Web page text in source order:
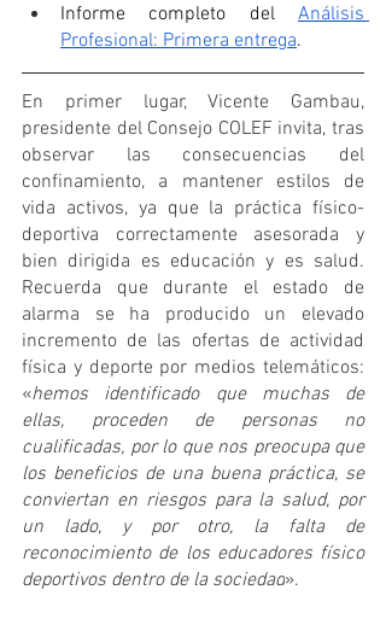
Informe completo del Análisis
Profesional: Primera entrega.
En primer lugar, Vicente Gambau,
presidente del Consejo COLEF invita, tras
observar las consecuencias del
confinamiento, a mantener estilos de
vida activos, ya que la práctica físico-
deportiva correctamente asesorada y
bien dirigida es educación y es salud.
Recuerda que durante el estado de
alarma se ha producido un elevado
incremento de las ofertas de actividad
física y deporte por medios telemáticos:
«hemos identificado que muchas de
ellas, proceden de personas no
cualificadas, por lo que nos preocupa que
los beneficios de una buena práctica, se
conviertan en riesgos para la salud, por
un lado, y por otro, la falta de
reconocimiento de los educadores físico
deportivos dentro de la sociedad».